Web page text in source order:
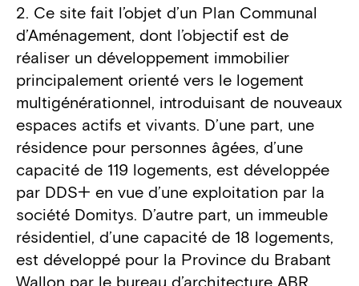
2. Ce site fait l’objet d’un Plan Communal
d’Aménagement, dont l’objectif est de
réaliser un développement immobilier
principalement orienté vers le logement
multigénérationnel, introduisant de nouveaux
espaces actifs et vivants. D’une part, une
résidence pour personnes âgées, d’une
capacité de 119 logements, est développée
par DDS+ en vue d’une exploitation par la
société Domitys. D’autre part, un immeuble
résidentiel, d’une capacité de 18 logements,
est développé pour la Province du Brabant
Wallon par le bureau d’architecture ABR.